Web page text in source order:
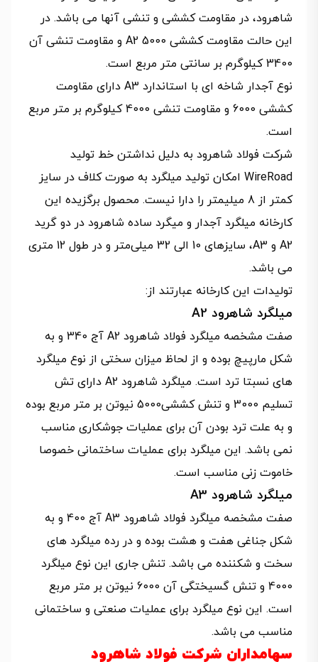
شاهرود، در مقاومت کششی و تنشی آنها می باشد. در
این حالت مقاومت کششی A2 5000 و مقاومت تنشی آن
3400 کیلوگرم بر سانتی متر مربع است.
نوع آجدار شاخه ای با استاندارد A3 دارای مقاومت
کششی 6000 و مقاومت تنشی 4000 کیلوگرم بر متر مربع
است.
شرکت فولاد شاهرود به دلیل نداشتن خط تولید
WireRoad امکان تولید میلگرد به صورت کلاف در سایز
کمتر از 8 میلیمتر را دارا نیست. محصول برگزیده این
کارخانه میلگرد آجدار و میگرد ساده شاهرود در دو گرید
A2 و A3، سایزهای 10 الی 32 میلی‌متر و در طول 12 متری
می باشد.
تولیدات این کارخانه عبارتند از:
میلگرد شاهرود A2
صفت مشخصه میلگرد فولاد شاهرود A2 آج 340 و به
شکل مارپیچ بوده و از لحاظ میزان سختی از نوع میلگرد
های نسبتا ترد است. میلگرد شاهرود A2 دارای تش
تسلیم 3000 و تنش کششی5000 نیوتن بر متر مربع بوده
و به علت ترد بودن آن برای عملیات جوشکاری مناسب
نمی باشد. این میلگرد برای عملیات ساختمانی خصوصا
خاموت زنی مناسب است.
میلگرد شاهرود A3
صفت مشخصه میلگرد فولاد شاهرود A3 آج 400 و به
شکل جناغی هفت و هشت بوده و در رده میلگرد های
سخت و شکننده می باشد. تنش جاری این نوع میلگرد
4000 و تنش گسیختگی آن 6000 نیوتن بر متر مربع
است. این نوع میلگرد برای عملیات صنعتی و ساختمانی
مناسب می باشد.
سهامداران شرکت فولاد شاهرود